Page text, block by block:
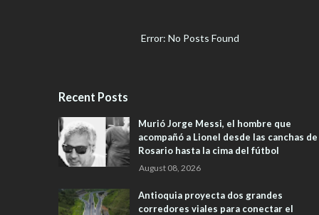
Error: No Posts Found
Recent Posts
Murió Jorge Messi, el hombre que
acompañó a Lionel desde las canchas de
Rosario hasta la cima del fútbol
August 08, 2026
Antioquia proyecta dos grandes
corredores viales para conectar el